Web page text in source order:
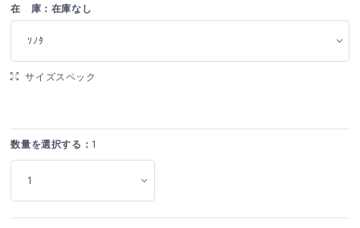
在 庫：在庫なし
ｿﾉﾀ
サイズスペック
数量を選択する： 1